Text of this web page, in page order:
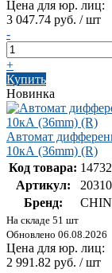
Цена для юр. лиц:
3 047.74 руб. / шт
-
+
Купить
Новинка
Автомат
10кА (36mm) (R)
Код товара:
Артикул:
Бренд:
На складе 51 шт
Обновлено 06.08.2026
Цена для юр. лиц:
2 991.82 руб. / шт